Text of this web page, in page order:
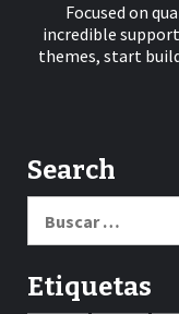
Focused on
incredible
themes, start
Search
Etiquetas